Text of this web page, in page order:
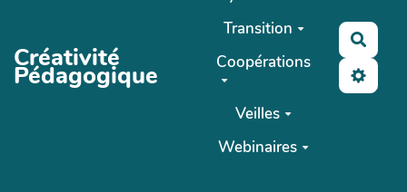
Créativité
Pédagogique
Transition
Coopérations
Veilles
Webinaires